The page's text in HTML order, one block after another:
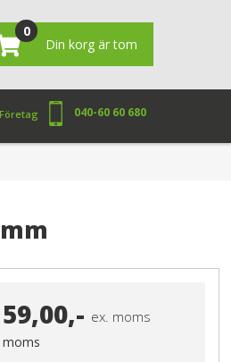
0
Din korg är tom
Företag 040-60 60 680
59,00,- ex. moms
moms